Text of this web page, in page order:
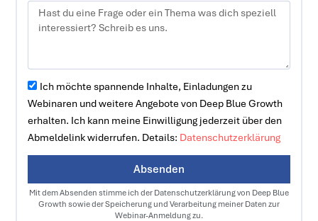
Ich möchte spannende Inhalte, Einladungen zu
Webinaren und weitere Angebote von Deep Blue Growth
erhalten. Ich kann meine Einwilligung jederzeit über den
Abmeldelink widerrufen. Details: Datenschutzerklärung
Absenden
Mit dem Absenden stimme ich der Datenschutzerklärung von Deep Blue
Growth sowie der Speicherung und Verarbeitung meiner Daten zur
Webinar-Anmeldung zu.